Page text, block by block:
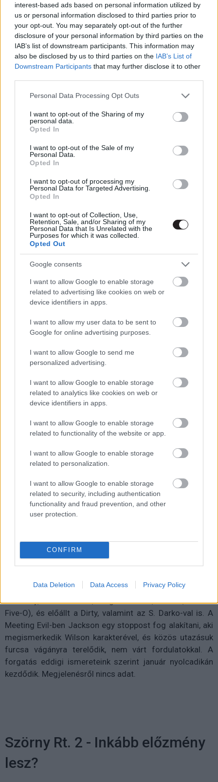
interest-based ads based on personal information utilized by
us or personal information disclosed to third parties prior to
your opt-out. You may separately opt-out of the further
disclosure of your personal information by third parties on the
IAB’s list of downstream participants. This information may
also be disclosed by us to third parties on the IAB’s List of
Downstream Participants that may further disclose it to other
Please note that this website/app uses one or more Google
not limited to your visit or usage behaviour. You may click to
grant or deny consent to Google and its third-party tags to
use your data for below specified purposes in below Google
consent section.
Personal Data Processing Opt Outs
I want to opt-out of the Sharing of my
personal data.
Opted In
I want to opt-out of the Sale of my
Personal Data.
Opted In
I want to opt-out of processing my
Personal Data for Targeted Advertising.
Opted In
I want to opt-out of Collection, Use,
Retention, Sale, and/or Sharing of my
Personal Data that Is Unrelated with the
Purposes for which it was collected.
Opted Out
Google consents
I want to allow Google to enable storage
related to advertising like cookies on web or
device identifiers in apps.
I want to allow my user data to be sent to
Google for online advertising purposes.
I want to allow Google to send me
personalized advertising.
I want to allow Google to enable storage
related to analytics like cookies on web or
device identifiers in apps.
I want to allow Google to enable storage
related to functionality of the website or app.
I want to allow Google to enable storage
related to personalization.
I want to allow Google to enable storage
related to security, including authentication
functionality and fraud prevention, and other
user protection.
CONFIRM
Data Deletion Data Access Privacy Policy
Stan Lee csillagot kapott a
Hírességek Sétányán
2011 január 5. 12:10
A képregényes körökben legendának számító
Stan Lee-t nincs olyan magára valamicskét is
adó filmes, aki ne ismerné, hiszen sok mindent
tett már le az asztalra, s ezt Hollywood is
értékeli.
Stan Lee-re ma boldog reggel virradt, hiszen sok más
sztár mellett őt is elérte azt a megtiszteltetés, hogy
kapott egy az örökkévalóságot jelképező csillagot a
hollywoodi Hírességek Sétányán (Walk of Fame). Lee
elmondása szerint arra a legbüszkébb, hogy az évekkel
ezelőtt kitalált képregényeket még mindig olvassák az
emberek, az általa kiötölt hősöke továbbra is töretlenül
sokáig közöttünk!
Meeting Evil - Samuel L.
Jackson újra thrillerben
2011 január 4. 12:13
A cím nagyon beszédes, valóban Meeting Evil-
ek hívják a szóban forgó filmet, valóban
Samuel L. Jackson az egyik főszereplő, és
komolyan thrillerként gondolunk rá. Még
valami? Akad!
Samuel L. Jackson mellett feltűnik Luke Wilson és Leslie
korábban már csomó sorozatba segített be (Chuck,
Holdfény, Three Rivers, Döglött Akták, Eureka, Hawaii
Five-O), és előállt a Dirty, valamint az S. Darko-val is. A
Meeting Evil-ben Jackson egy stoppost fog alakítani, aki
megismerkedik Wilson karakterével, és közös utazásuk
furcsa vágányra terelődik, nem várt fordulatokkal. A
forgatás eddigi ismereteink szerint január nyolcadikán
kezdődik. Megjelenésről nincs adat.
Szörny Rt. 2 - Inkább előzmény
lesz?